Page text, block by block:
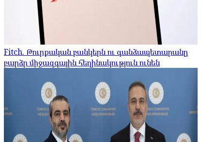
Fitch. Թուրքական բանկերն ու գանձապետարանը
բարձր միջազգային հեղինակություն ունեն